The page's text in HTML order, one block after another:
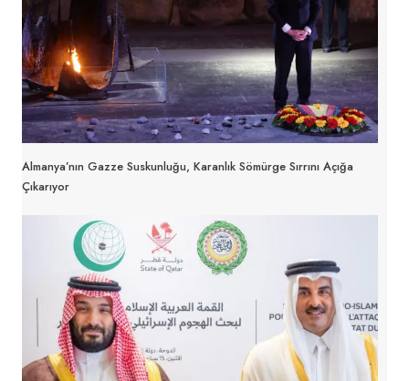
Almanya’nın Gazze Suskunluğu, Karanlık Sömürge Sırrını Açığa
Çıkarıyor